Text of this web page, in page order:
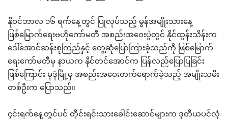
နိုဝင်ဘာလ ၁၆ ရက်နေ့တွင် ပြုလုပ်သည့် မွန်အမျိုးသားနေ့
ဖြစ်မြောက်ရေးဗဟိုကော်မတီ အစည်းအဝေးပွဲတွင် နိုင်ထွန်းသိန်းက
ဒေါ်အောင်ဆန်းစုကြည်နှင့် တွေ့ဆုံပြောကြားခဲ့သည်ကို ဖြစ်မြောက်
ရေးကော်မတီမှ နာယက နိုင်တင်အောင်က ပြန်လည်ပြောပြခြင်း
ဖြစ်ကြောင်း မုဒုံမြို့မှ အစည်းအဝေးတက်ရောက်ခဲ့သည့် အမျိုးသမီး
တစ်ဦးက ပြောသည်။
၄င်းရက်နေ့တွင်ပင် တိုင်းရင်းသားခေါင်းဆောင်များက ဒုတိယပင်လုံ